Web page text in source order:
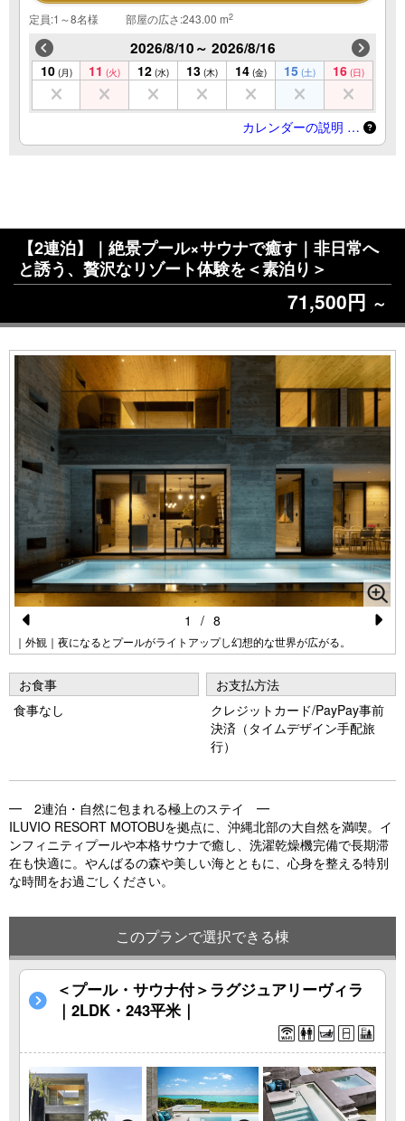
定員:1～8名様 部屋の広さ:243.00 m2
2026/8/10～ 2026/8/16
10 (月) 11 (火) 12 (水) 13 (木) 14 (金) 15 (土) 16 (日)
カレンダーの説明 …
【2連泊】｜絶景プール×サウナで癒す｜非日常へ
と誘う、贅沢なリゾート体験を＜素泊り＞
71,500円 ～
Pr
e
vi
o
s
｜外観｜夜になるとプールがライトアップし幻想的な世界が広がる。
e
xt
1 / 8
お食事
食事なし
お支払方法
クレジットカード/PayPay事前
決済（タイムデザイン手配旅
行）
━ 2連泊・自然に包まれる極上のステイ ━
ILUVIO RESORT MOTOBUを拠点に、沖縄北部の大自然を満喫。イ
ンフィニティプールや本格サウナで癒し、洗濯乾燥機完備で長期滞
在も快適に。やんばるの森や美しい海とともに、心身を整える特別
な時間をお過ごしください。
このプランで選択できる棟
＜プール・サウナ付＞ラグジュアリーヴィラ
｜2LDK・243平米｜